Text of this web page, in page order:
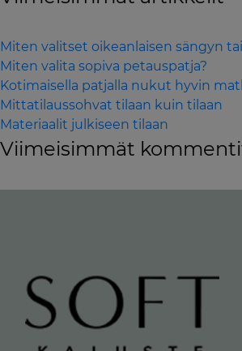
Miten valitset oikeanlaisen sängyn
Miten valita sopiva petauspatja?
Kotimaisella patjalla nukut hyvin
Mittatilaussohvat tilaan kuin tilaan
Materiaalit julkiseen tilaan
Viimeisimmät